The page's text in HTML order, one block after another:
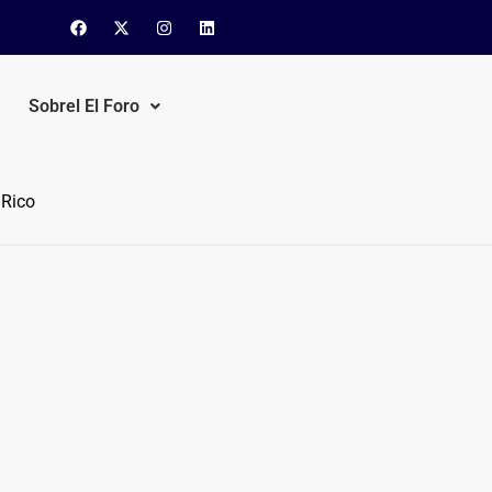
Sobrel El Foro